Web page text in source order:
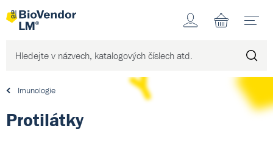
Účet
Imunologie
Protilátky